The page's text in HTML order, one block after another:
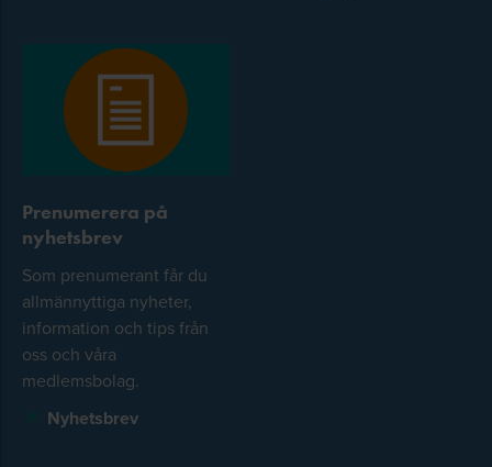
Prenumerera på
nyhetsbrev
Som prenumerant får du
allmännyttiga nyheter,
information och tips från
oss och våra
medlemsbolag.
Nyhetsbrev